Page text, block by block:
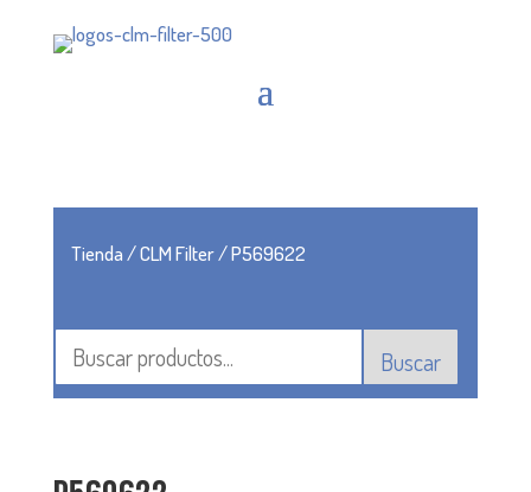
Tienda/CLM Filter/ P569622
Buscar